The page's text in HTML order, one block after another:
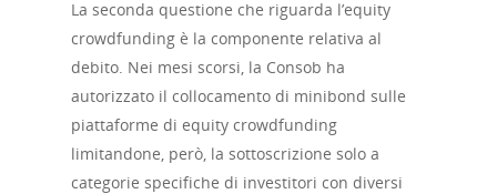
La seconda questione che riguarda l’equity
crowdfunding è la componente relativa al
debito. Nei mesi scorsi, la Consob ha
autorizzato il collocamento di minibond sulle
piattaforme di equity crowdfunding
limitandone, però, la sottoscrizione solo a
categorie specifiche di investitori con diversi
Finance Digital Index
Libra – La Suite
Skill UP